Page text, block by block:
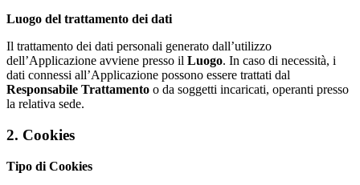
Luogo del trattamento dei dati
Il trattamento dei dati personali generato dall’utilizzo
dell’Applicazione avviene presso il Luogo. In caso di necessità, i
dati connessi all’Applicazione possono essere trattati dal
Responsabile Trattamento o da soggetti incaricati, operanti presso
la relativa sede.
2. Cookies
Tipo di Cookies